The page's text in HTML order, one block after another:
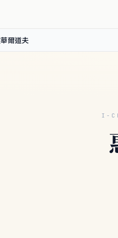
爾道夫
I-